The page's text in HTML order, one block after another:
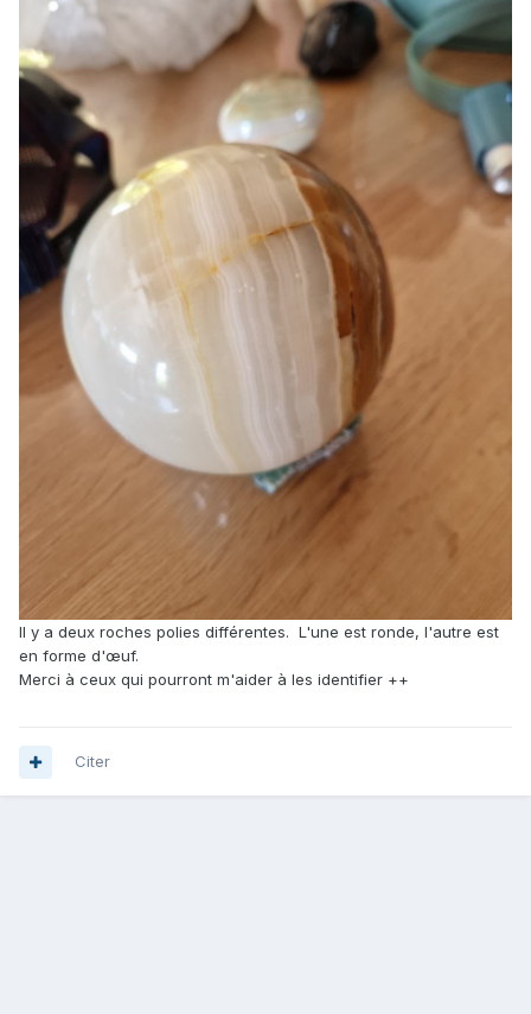
Il y a deux roches polies différentes. L'une est ronde, l'autre est
en forme d'œuf.
Merci à ceux qui pourront m'aider à les identifier ++
Citer